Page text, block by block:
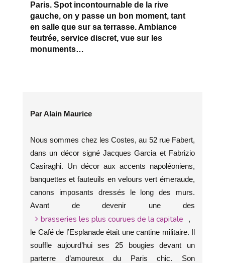
Paris. Spot incontournable de la rive
gauche, on y passe un bon moment, tant
en salle que sur sa terrasse. Ambiance
feutrée, service discret, vue sur les
monuments…
Par Alain Maurice
Nous sommes chez les Costes, au 52 rue Fabert,
dans un décor signé Jacques Garcia et Fabrizio
Casiraghi. Un décor aux accents napoléoniens,
banquettes et fauteuils en velours vert émeraude,
canons imposants dressés le long des murs.
Avant de devenir une des
brasseries les plus courues de la capitale
,
le Café de l’Esplanade était une cantine militaire. Il
souffle aujourd’hui ses 25 bougies devant un
parterre d’amoureux du Paris chic. Son